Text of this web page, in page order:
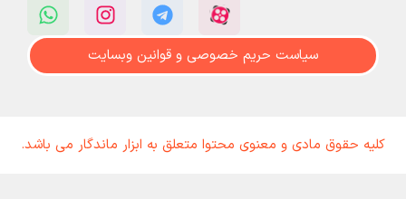
سیاست حریم خصوصی و قوانین وبسایت
کلیه حقوق مادی و معنوی محتوا متعلق به ابزار ماندگار می باشد.